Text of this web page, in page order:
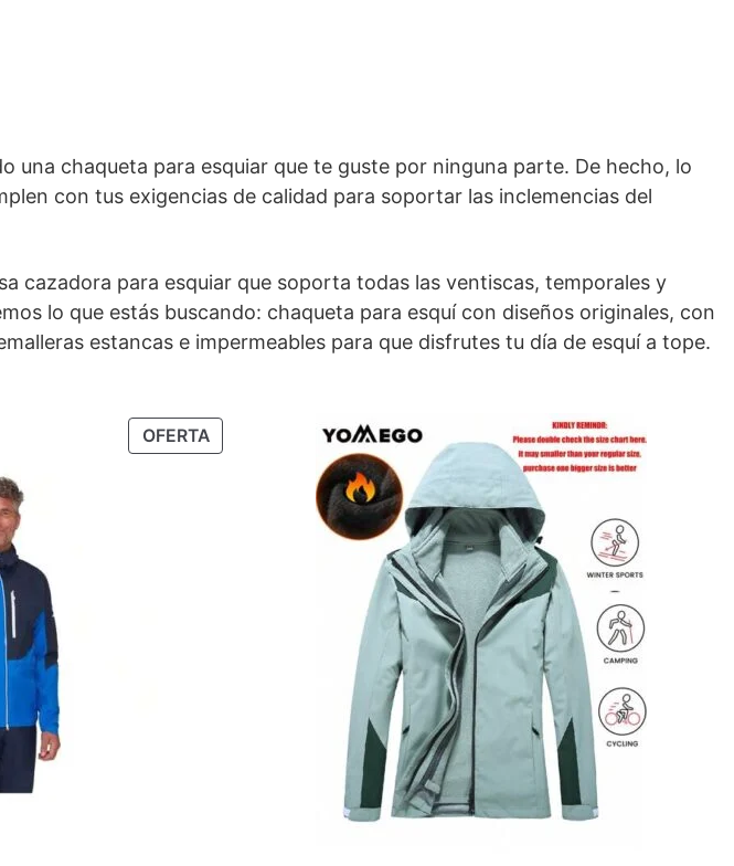
chaqueta para esquiar que te guste por ninguna parte. De hecho, lo
con tus exigencias de calidad para soportar las inclemencias del
cazadora para esquiar que soporta todas las ventiscas, temporales y
lo que estás buscando: chaqueta para esquí con diseños originales, con
estancas e impermeables para que disfrutes tu día de esquí a tope.
OFERTAPRODUCTO
EN